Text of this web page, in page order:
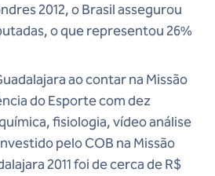
2012, o Brasil assegurou
o que representou 26%
ao contar na Missão
do Esporte com dez
fisiologia, vídeo análise
pelo COB na Missão
2011 foi de cerca de R$